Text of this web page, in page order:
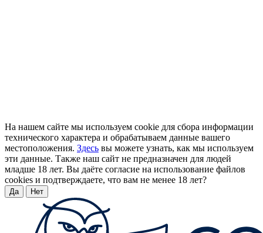
На нашем сайте мы используем cookie для сбора информации
технического характера и обрабатываем данные вашего
местоположения. Здесь вы можете узнать, как мы используем
эти данные. Также наш сайт не предназначен для людей
младше 18 лет. Вы даёте согласие на использование файлов
cookies и подтверждаете, что вам не менее 18 лет?
Да Нет